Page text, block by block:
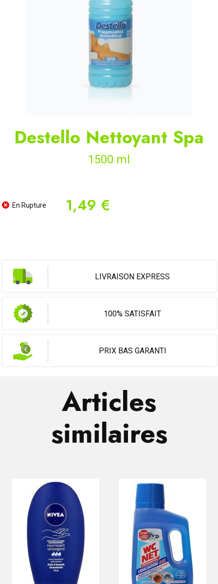
Destello Nettoyant Spa
1500 ml
En Rupture 1,49 €
LIVRAISON EXPRESS
100% SATISFAIT
PRIX BAS GARANTI
Articles
similaires